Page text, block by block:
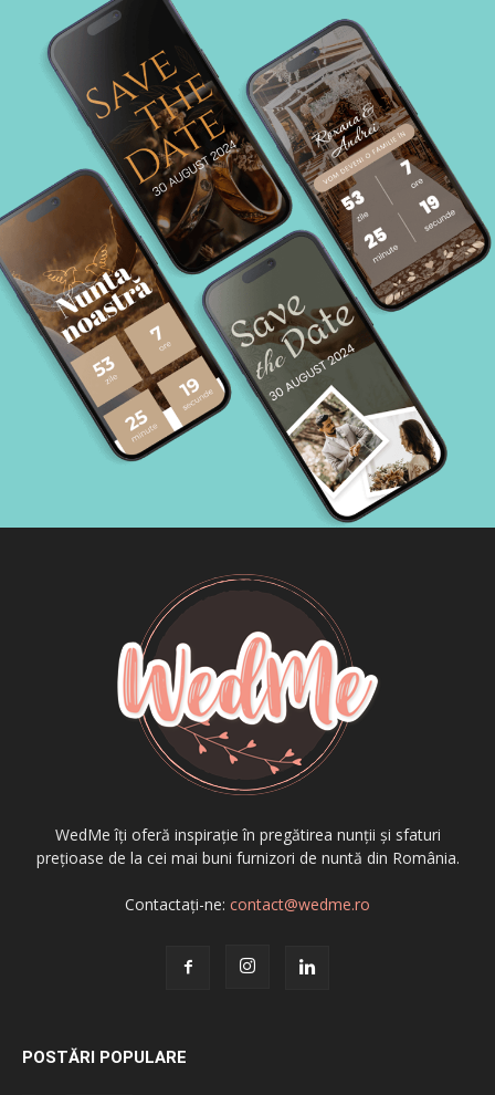
WedMe îți oferă inspirație în pregătirea nunții și sfaturi
prețioase de la cei mai buni furnizori de nuntă din România.
Contactați-ne: contact@wedme.ro
POSTĂRI POPULARE